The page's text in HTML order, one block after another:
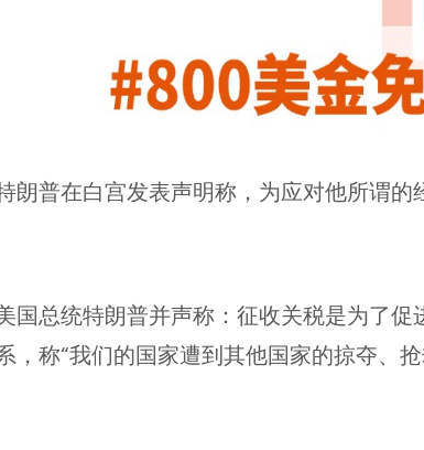
朗普在白宫发表声明称，为应对他所谓的
国总统特朗普并声称：征收关税是为了
，称“我们的国家遭到其他国家的掠夺、